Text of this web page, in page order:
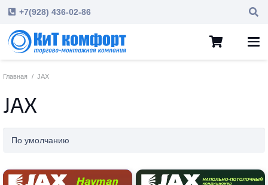
+7(928) 436-02-86
Главная / JAX
JAX